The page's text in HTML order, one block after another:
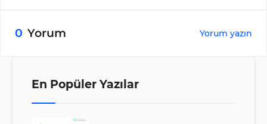
0 Yorum Yorum yazın
En Popüler Yazılar